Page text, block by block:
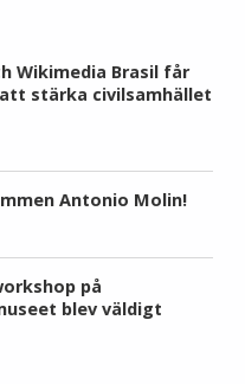
Wikimedia Brasil får
stärka civilsamhället
Antonio Molin!
på
blev väldigt